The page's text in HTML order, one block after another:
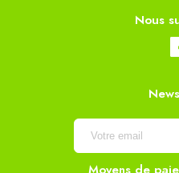
Nous